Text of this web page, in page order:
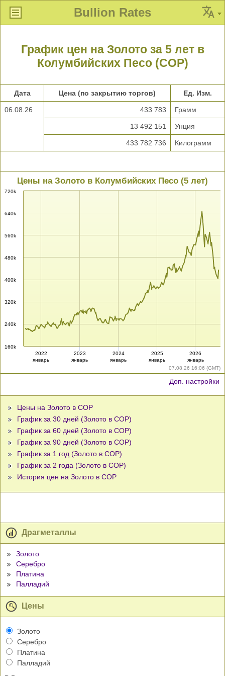
Bullion Rates
График цен на Золото за 5 лет в
Колумбийских Песо (COP)
Дата Цена (по закрытию торгов) Ед. Изм.
06.08.26 433 783 Грамм
13 492 151 Унция
433 782 736 Килограмм
07.08.26 16:06 (GMT)
Цены на Золото в Колумбийских Песо (5 лет)
160k
240k
320k
400k
480k
560k
640k
720k
2022
январь
2023
январь
2024
январь
2025
январь
2026
январь
Доп. настройки
Цены на Золото в COP
График за 30 дней (Золото в COP)
График за 60 дней (Золото в COP)
График за 90 дней (Золото в COP)
График за 1 год (Золото в COP)
График за 2 года (Золото в COP)
История цен на Золото в COP
Драгметаллы
Золото
Серебро
Платина
Палладий
Цены
Золото
Серебро
Платина
Палладий